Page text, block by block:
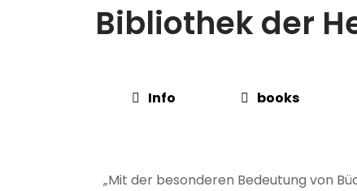
Bibliothek der
Info books
„Mit der besonderen Bedeutung von